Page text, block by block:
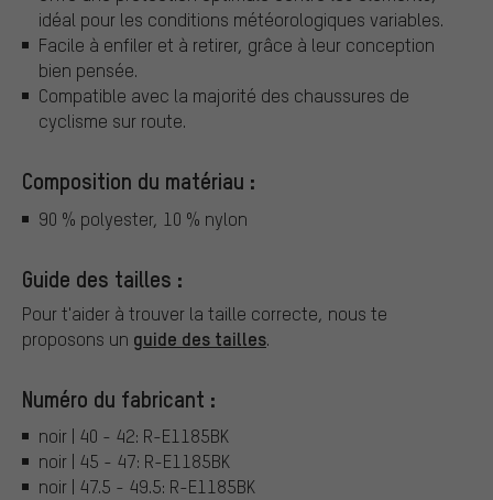
idéal pour les conditions météorologiques variables.
Facile à enfiler et à retirer, grâce à leur conception
bien pensée.
Compatible avec la majorité des chaussures de
cyclisme sur route.
Composition du matériau :
90 % polyester, 10 % nylon
Guide des tailles :
Pour t'aider à trouver la taille correcte, nous te
proposons un guide des tailles.
Numéro du fabricant :
noir | 40 - 42: R-E1185BK
noir | 45 - 47: R-E1185BK
noir | 47.5 - 49.5: R-E1185BK